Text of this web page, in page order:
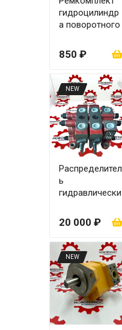
гидроцилиндр
а поворотного
850 ₽
NEW
Распределител
ь
гидравлически
(управление
рычаги)
20 000 ₽
NEW